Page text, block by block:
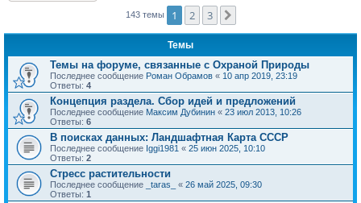
143 темы 1 2 3
Темы
Темы на форуме, связанные с Охраной Природы
Последнее сообщение Роман Обрамов « 10 апр 2019, 23:19
Ответы: 4
Концепция раздела. Сбор идей и предложений
Последнее сообщение Максим Дубинин « 23 июл 2013, 10:26
Ответы: 6
В поисках данных: Ландшафтная Карта СССР
Последнее сообщение Iggi1981 « 25 июн 2025, 10:10
Ответы: 2
Стресс растительности
Последнее сообщение _taras_ « 26 май 2025, 09:30
Ответы: 1